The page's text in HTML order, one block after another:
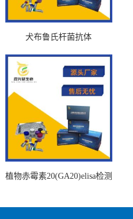
犬布鲁氏杆菌抗体
植物赤霉素20(GA20)elisa检测